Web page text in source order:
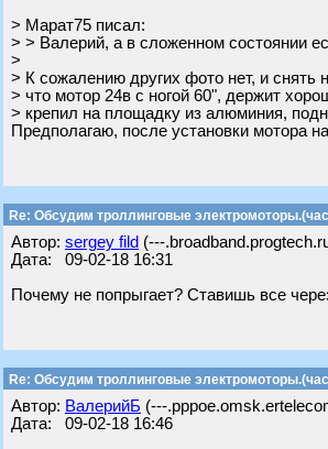
> Марат75 писал:
> > Валерий, а в сложенном состоянии
>
> К сожалению других фото нет, и снять
> что мотор 24в с ногой 60", держит
> крепил на площадку из алюминия,
Предполагаю, после установки мотора
Re: Обсудим троллинговые
Автор: sergey fild (---
Дата: 09-02-18 16:31
Почему не попрыгает? Ставишь все
Re: Обсудим троллинговые
Автор: ВалерийБ (---
Дата: 09-02-18 16:46